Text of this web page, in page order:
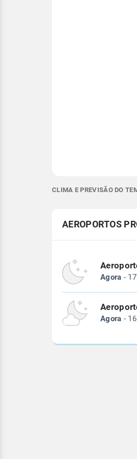
CLIMA E PREVISÃO DO
AEROPORTOS
Agora -
Agora -